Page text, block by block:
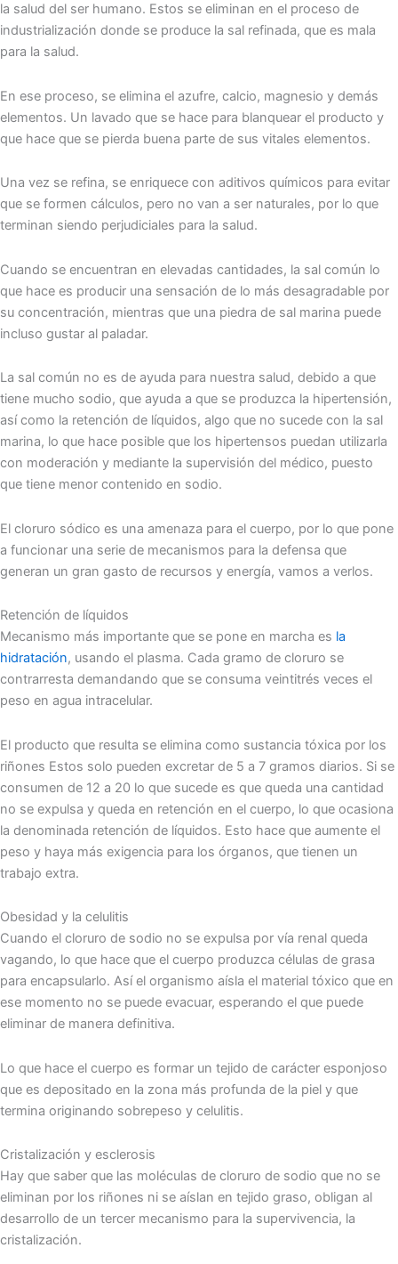
la salud del ser humano. Estos se eliminan en el proceso de
industrialización donde se produce la sal refinada, que es mala
para la salud.
En ese proceso, se elimina el azufre, calcio, magnesio y demás
elementos. Un lavado que se hace para blanquear el producto y
que hace que se pierda buena parte de sus vitales elementos.
Una vez se refina, se enriquece con aditivos químicos para evitar
que se formen cálculos, pero no van a ser naturales, por lo que
terminan siendo perjudiciales para la salud.
Cuando se encuentran en elevadas cantidades, la sal común lo
que hace es producir una sensación de lo más desagradable por
su concentración, mientras que una piedra de sal marina puede
incluso gustar al paladar.
La sal común no es de ayuda para nuestra salud, debido a que
tiene mucho sodio, que ayuda a que se produzca la hipertensión,
así como la retención de líquidos, algo que no sucede con la sal
marina, lo que hace posible que los hipertensos puedan utilizarla
con moderación y mediante la supervisión del médico, puesto
que tiene menor contenido en sodio.
El cloruro sódico es una amenaza para el cuerpo, por lo que pone
a funcionar una serie de mecanismos para la defensa que
generan un gran gasto de recursos y energía, vamos a verlos.
Retención de líquidos
Mecanismo más importante que se pone en marcha es la
hidratación, usando el plasma. Cada gramo de cloruro se
contrarresta demandando que se consuma veintitrés veces el
peso en agua intracelular.
El producto que resulta se elimina como sustancia tóxica por los
riñones Estos solo pueden excretar de 5 a 7 gramos diarios. Si se
consumen de 12 a 20 lo que sucede es que queda una cantidad
no se expulsa y queda en retención en el cuerpo, lo que ocasiona
la denominada retención de líquidos. Esto hace que aumente el
peso y haya más exigencia para los órganos, que tienen un
trabajo extra.
Obesidad y la celulitis
Cuando el cloruro de sodio no se expulsa por vía renal queda
vagando, lo que hace que el cuerpo produzca células de grasa
para encapsularlo. Así el organismo aísla el material tóxico que en
ese momento no se puede evacuar, esperando el que puede
eliminar de manera definitiva.
Lo que hace el cuerpo es formar un tejido de carácter esponjoso
que es depositado en la zona más profunda de la piel y que
termina originando sobrepeso y celulitis.
Cristalización y esclerosis
Hay que saber que las moléculas de cloruro de sodio que no se
eliminan por los riñones ni se aíslan en tejido graso, obligan al
desarrollo de un tercer mecanismo para la supervivencia, la
cristalización.